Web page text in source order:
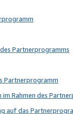
Partnerprogramms
Partnerprogramm
Rahmen des
auf das